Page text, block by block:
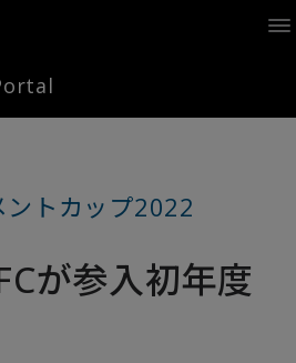
ントカップ2022
が参入初年度